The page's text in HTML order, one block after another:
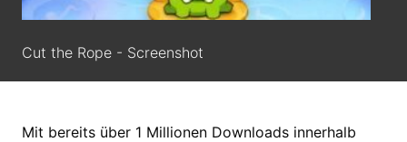
Cut the Rope - Screenshot
Mit bereits über 1 Millionen Downloads innerhalb